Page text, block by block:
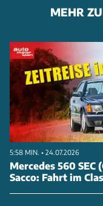
MEHR
5:58 MIN. • 24.07.2026
Mercedes 560 SEC
Sacco: Fahrt im